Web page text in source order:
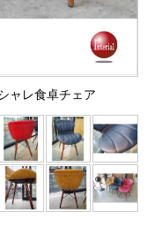
ャレ食卓チェア